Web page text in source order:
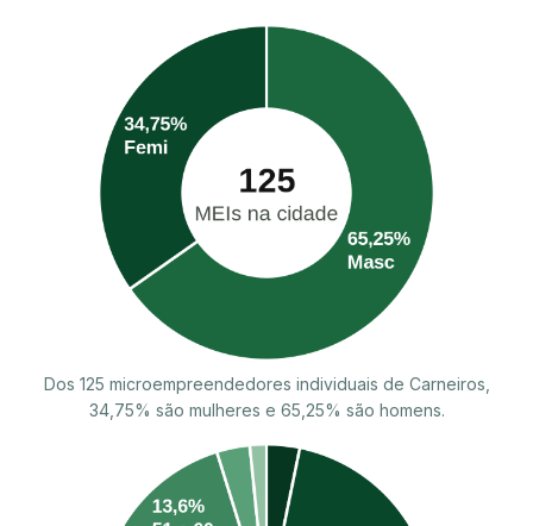
Dos 125 microempreendedores individuais de Carneiros,
34,75% são mulheres e 65,25% são homens.